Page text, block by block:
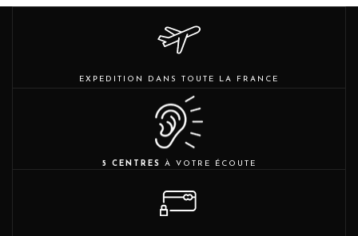
EXPEDITION DANS TOUTE LA FRANCE
5 CENTRES À VOTRE ÉCOUTE